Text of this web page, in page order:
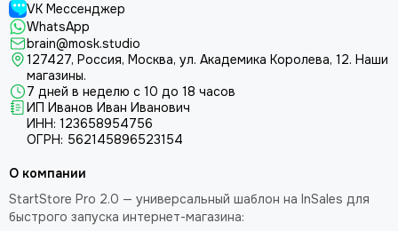
VK Мессенджер
WhatsApp
brain@mosk.studio
127427, Россия, Москва, ул. Академика Королева, 12. Наши
магазины.
7 дней в неделю с 10 до 18 часов
ИП Иванов Иван Иванович
ИНН: 123658954756
ОГРН: 562145896523154
О компании
StartStore Pro 2.0 — универсальный шаблон на InSales для
быстрого запуска интернет-магазина: